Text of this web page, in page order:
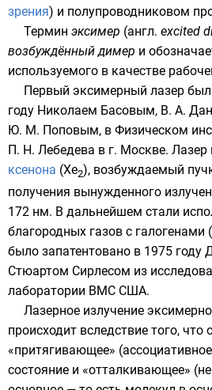
зрения) и полупроводниковом
Термин эксимер (англ. excited
возбуждённыйдимер и
используемого в качестве
Первый эксимерный лазер был
году Николаем Басовым, В. А.
Ю. М. Поповым, в Физическом
П. Н. Лебедева в г. Москве. Лазер
ксенона (Xe2), возбуждаемый
получения вынужденного
172 нм. В дальнейшем стали
благородных газов с галогенами
было запатентовано в 1975 году
Стюартом Сирлесом из
лаборатории ВМС США.
Лазерное излучение
происходит вследствие того, что
«притягивающее»
состояние и «отталкивающее»